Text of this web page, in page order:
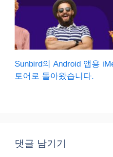
Sunbird의 Android 앱용
토어로 돌아왔습니다.
댓글 남기기